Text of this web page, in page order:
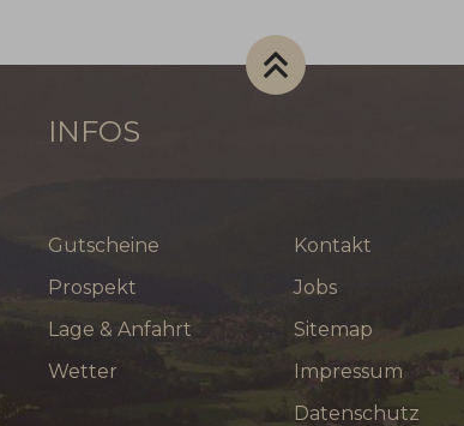
INFOS
Gutscheine
Prospekt
Lage & Anfahrt
Wetter
Kontakt
Jobs
Sitemap
Impressum
Datenschutz